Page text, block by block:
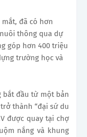
mắt, đã có hơn
thông qua dự
góp hơn 400 triệu
trường học và
bắt đầu từ một bản
thành “đại sứ du
được quay tại chợ
nắng và khung